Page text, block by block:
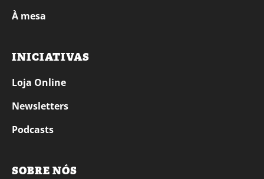
À mesa
INICIATIVAS
Loja Online
Newsletters
Podcasts
SOBRE NÓS